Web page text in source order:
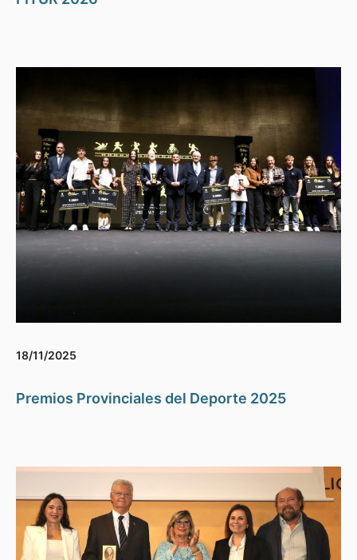
18/11/2025
Premios Provinciales del Deporte 2025